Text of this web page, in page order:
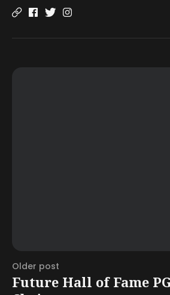
Older post
Future Hall of Fame